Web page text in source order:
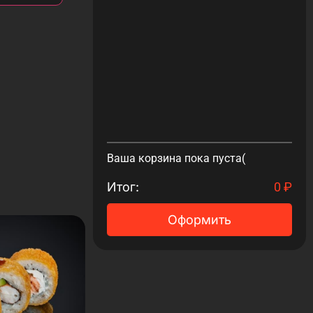
Ваша корзина пока пуста(
Итог: 0 ₽
Оформить